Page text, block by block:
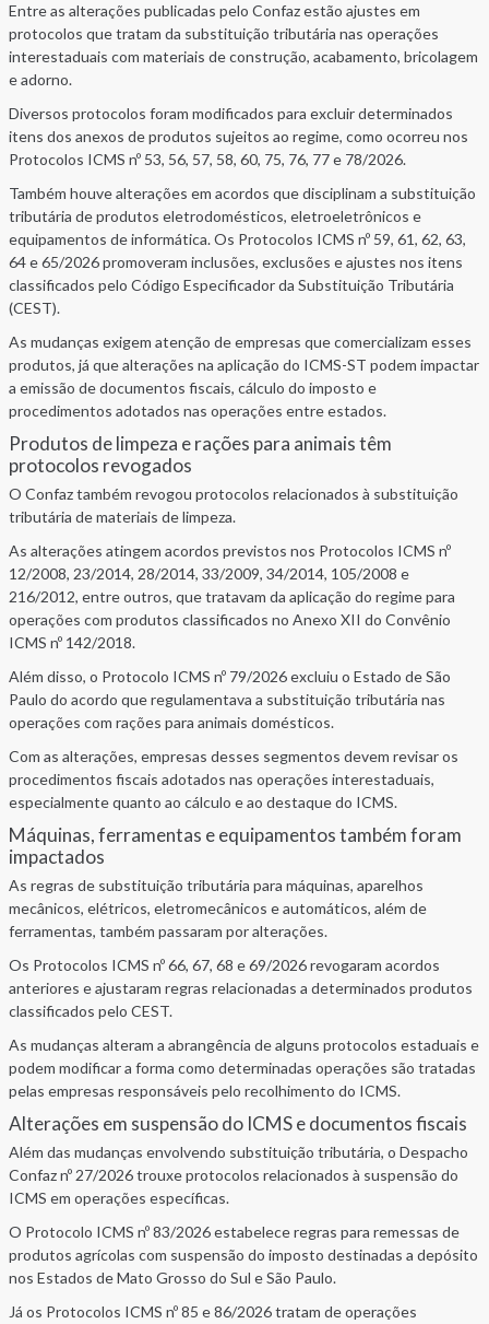
Entre as alterações publicadas pelo Confaz estão ajustes em
protocolos que tratam da substituição tributária nas operações
interestaduais com materiais de construção, acabamento, bricolagem
e adorno.
Diversos protocolos foram modificados para excluir determinados
itens dos anexos de produtos sujeitos ao regime, como ocorreu nos
Protocolos ICMS nº 53, 56, 57, 58, 60, 75, 76, 77 e 78/2026.
Também houve alterações em acordos que disciplinam a substituição
tributária de produtos eletrodomésticos, eletroeletrônicos e
equipamentos de informática. Os Protocolos ICMS nº 59, 61, 62, 63,
64 e 65/2026 promoveram inclusões, exclusões e ajustes nos itens
classificados pelo Código Especificador da Substituição Tributária
(CEST).
As mudanças exigem atenção de empresas que comercializam esses
produtos, já que alterações na aplicação do ICMS-ST podem impactar
a emissão de documentos fiscais, cálculo do imposto e
procedimentos adotados nas operações entre estados.
Produtos de limpeza e rações para animais têm
protocolos revogados
O Confaz também revogou protocolos relacionados à substituição
tributária de materiais de limpeza.
As alterações atingem acordos previstos nos Protocolos ICMS nº
12/2008, 23/2014, 28/2014, 33/2009, 34/2014, 105/2008 e
216/2012, entre outros, que tratavam da aplicação do regime para
operações com produtos classificados no Anexo XII do Convênio
ICMS nº 142/2018.
Além disso, o Protocolo ICMS nº 79/2026 excluiu o Estado de São
Paulo do acordo que regulamentava a substituição tributária nas
operações com rações para animais domésticos.
Com as alterações, empresas desses segmentos devem revisar os
procedimentos fiscais adotados nas operações interestaduais,
especialmente quanto ao cálculo e ao destaque do ICMS.
Máquinas, ferramentas e equipamentos também foram
impactados
As regras de substituição tributária para máquinas, aparelhos
mecânicos, elétricos, eletromecânicos e automáticos, além de
ferramentas, também passaram por alterações.
Os Protocolos ICMS nº 66, 67, 68 e 69/2026 revogaram acordos
anteriores e ajustaram regras relacionadas a determinados produtos
classificados pelo CEST.
As mudanças alteram a abrangência de alguns protocolos estaduais e
podem modificar a forma como determinadas operações são tratadas
pelas empresas responsáveis pelo recolhimento do ICMS.
Alterações em suspensão do ICMS e documentos fiscais
Além das mudanças envolvendo substituição tributária, o Despacho
Confaz nº 27/2026 trouxe protocolos relacionados à suspensão do
ICMS em operações específicas.
O Protocolo ICMS nº 83/2026 estabelece regras para remessas de
produtos agrícolas com suspensão do imposto destinadas a depósito
nos Estados de Mato Grosso do Sul e São Paulo.
Já os Protocolos ICMS nº 85 e 86/2026 tratam de operações